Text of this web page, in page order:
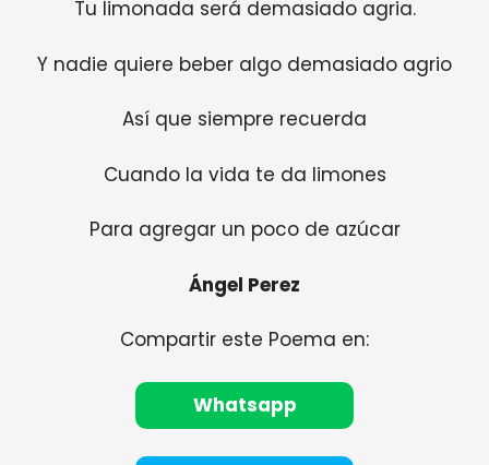
Tu limonada será demasiado agria.
Y nadie quiere beber algo demasiado agrio
Así que siempre recuerda
Cuando la vida te da limones
Para agregar un poco de azúcar
Ángel Perez
Compartir este Poema en:
Whatsapp